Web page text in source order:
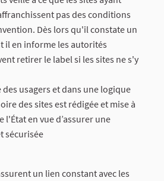
pas des conditions
Dès lors qu'il constate un
il en informe les autorités
retirer le label si les sites ne s'y
usagers et dans une logique
des sites est rédigée et mise à
l'État en vue d’assurer une
sécurisée
un lien constant avec les